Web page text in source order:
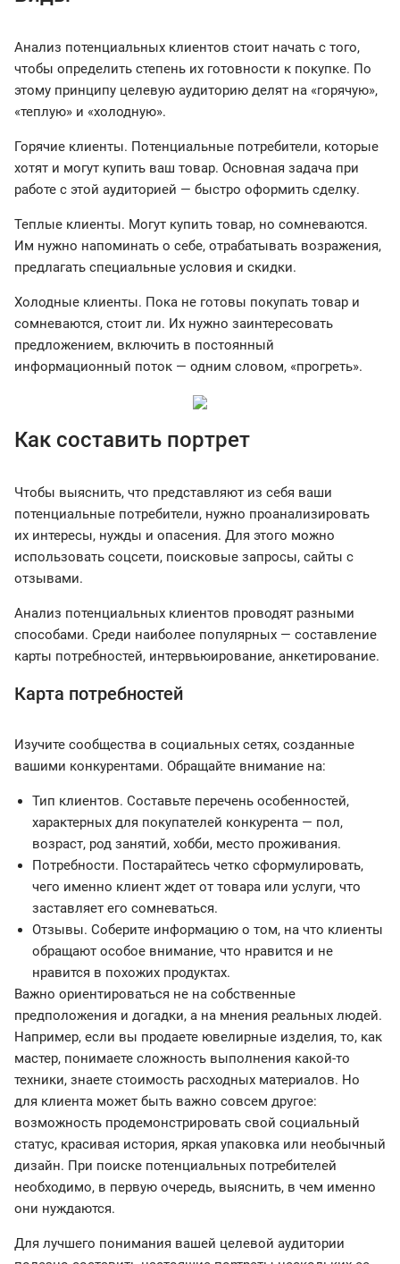
Анализ потенциальных клиентов стоит начать с того,
чтобы определить степень их готовности к покупке. По
этому принципу целевую аудиторию делят на «горячую»,
«теплую» и «холодную».
Горячие клиенты. Потенциальные потребители, которые
хотят и могут купить ваш товар. Основная задача при
работе с этой аудиторией — быстро оформить сделку.
Теплые клиенты. Могут купить товар, но сомневаются.
Им нужно напоминать о себе, отрабатывать возражения,
предлагать специальные условия и скидки.
Холодные клиенты. Пока не готовы покупать товар и
сомневаются, стоит ли. Их нужно заинтересовать
предложением, включить в постоянный
информационный поток — одним словом, «прогреть».
Как составить портрет
Чтобы выяснить, что представляют из себя ваши
потенциальные потребители, нужно проанализировать
их интересы, нужды и опасения. Для этого можно
использовать соцсети, поисковые запросы, сайты с
отзывами.
Анализ потенциальных клиентов проводят разными
способами. Среди наиболее популярных — составление
карты потребностей, интервьюирование, анкетирование.
Карта потребностей
Изучите сообщества в социальных сетях, созданные
вашими конкурентами. Обращайте внимание на:
Тип клиентов. Составьте перечень особенностей,
характерных для покупателей конкурента — пол,
возраст, род занятий, хобби, место проживания.
Потребности. Постарайтесь четко сформулировать,
чего именно клиент ждет от товара или услуги, что
заставляет его сомневаться.
Отзывы. Соберите информацию о том, на что клиенты
обращают особое внимание, что нравится и не
нравится в похожих продуктах.
Важно ориентироваться не на собственные
предположения и догадки, а на мнения реальных людей.
Например, если вы продаете ювелирные изделия, то, как
мастер, понимаете сложность выполнения какой-то
техники, знаете стоимость расходных материалов. Но
для клиента может быть важно совсем другое:
возможность продемонстрировать свой социальный
статус, красивая история, яркая упаковка или необычный
дизайн. При поиске потенциальных потребителей
необходимо, в первую очередь, выяснить, в чем именно
они нуждаются.
Для лучшего понимания вашей целевой аудитории